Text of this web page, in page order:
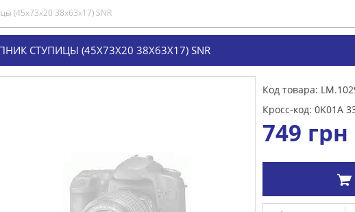
(45x73x20 38x63x17) SNR
СТУПИЦЫ (45X73X20 38X63X17) SNR
Код товара:
Кросс-код: 0K01A
749 грн